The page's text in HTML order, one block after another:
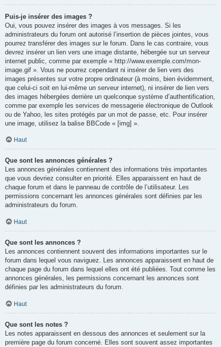
Puis-je insérer des images ?
Oui, vous pouvez insérer des images à vos messages. Si les
administrateurs du forum ont autorisé l’insertion de pièces jointes, vous
pourrez transférer des images sur le forum. Dans le cas contraire, vous
devrez insérer un lien vers une image distante, hébergée sur un serveur
internet public, comme par exemple « http://www.exemple.com/mon-
image.gif ». Vous ne pourrez cependant ni insérer de lien vers des
images présentes sur votre propre ordinateur (à moins, bien évidemment,
que celui-ci soit en lui-même un serveur internet), ni insérer de lien vers
des images hébergées derrière un quelconque système d’authentification,
comme par exemple les services de messagerie électronique de Outlook
ou de Yahoo, les sites protégés par un mot de passe, etc. Pour insérer
une image, utilisez la balise BBCode « [img] ».
Haut
Que sont les annonces générales ?
Les annonces générales contiennent des informations très importantes
que vous devriez consulter en priorité. Elles apparaissent en haut de
chaque forum et dans le panneau de contrôle de l’utilisateur. Les
permissions concernant les annonces générales sont définies par les
administrateurs du forum.
Haut
Que sont les annonces ?
Les annonces contiennent souvent des informations importantes sur le
forum dans lequel vous naviguez. Les annonces apparaissent en haut de
chaque page du forum dans lequel elles ont été publiées. Tout comme les
annonces générales, les permissions concernant les annonces sont
définies par les administrateurs du forum.
Haut
Que sont les notes ?
Les notes apparaissent en dessous des annonces et seulement sur la
première page du forum concerné. Elles sont souvent assez importantes